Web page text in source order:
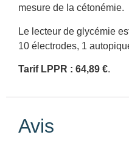
mesure de la cétonémie.
Le lecteur de glycémie
10 électrodes, 1
Tarif LPPR : 64,89 €.
Avis